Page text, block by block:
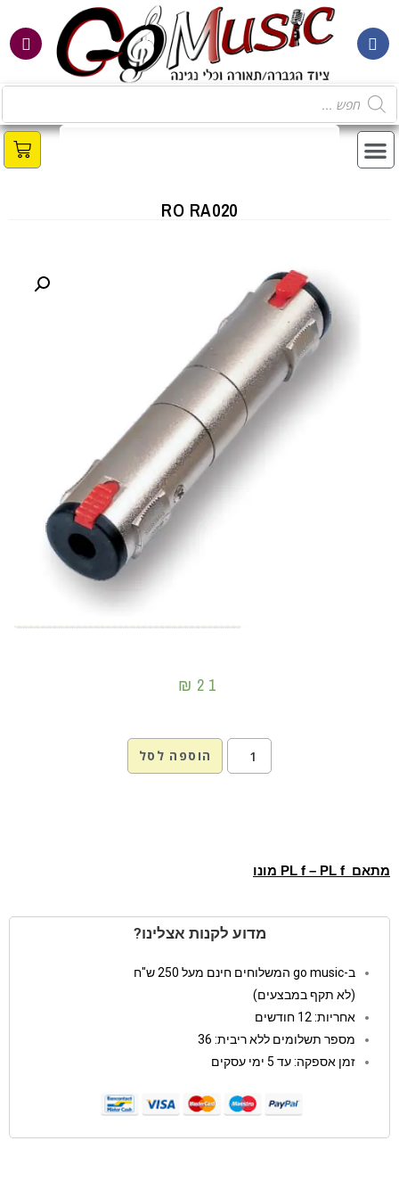
RO RA020
₪ 21
הוספה לסל
מתאם PL f – PL f מונו
מדוע לקנות אצלינו?
ב-go music המשלוחים חינם מעל 250 ש"ח
(לא תקף במבצעים)
אחריות: 12 חודשים
מספר תשלומים ללא ריבית: 36
זמן אספקה: עד 5 ימי עסקים